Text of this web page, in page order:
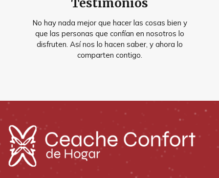
Testimonios
No hay nada mejor que hacer las cosas bien y
que las personas que confían en nosotros lo
disfruten. Así nos lo hacen saber, y ahora lo
comparten contigo.